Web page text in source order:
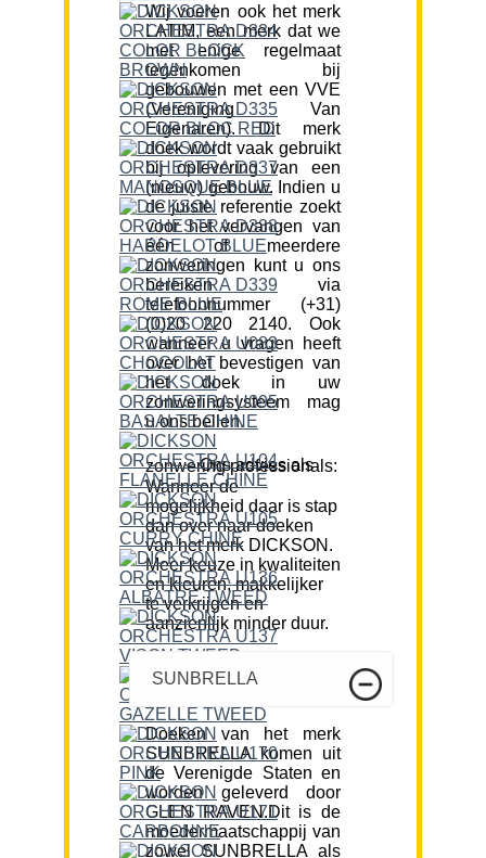
Wij voeren ook het merk
LATIM, een merk dat we
met enige regelmaat
tegenkomen bij
gebouwen met een VVE
(Vereniging Van
Eigenaren). Dit merk
doek wordt vaak gebruikt
bij oplevering van een
(nieuw) gebouw. Indien u
de juiste referentie zoekt
voor het vervangen van
één of meerdere
zonweringen kunt u ons
bereiken via
telefoonnummer (+31)
(0)20 220 2140. Ook
wanneer u vragen heeft
over het bevestigen van
het doek in uw
zonweringsysteem mag
u ons bellen.
Ons advies als zonwering professionals:
Wanneer de
mogelijkheid daar is stap
dan over naar doeken
van het merk DICKSON.
Meer keuze in kwaliteiten
en kleuren, makkelijker
te verkrijgen en
aanzienlijk minder duur.
SUNBRELLA
Doeken van het merk
SUNBRELLA komen uit
de Verenigde Staten en
worden geleverd door
GLEN RAVEN.Dit is de
moedermaatschappij van
zowel SUNBRELLA als